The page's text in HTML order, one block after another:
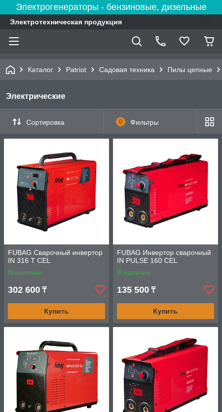
Электрогенераторы - бензиновые, дизельные
Электротехническая продукция
Каталог Patriot Садовая техника Пилы цепные
Электрические
Сортировка 0 Фильтры
FUBAG Сварочный инвертор
IN 316 T CEL
В наличии
302 600 ₸
Купить
FUBAG Инвертор сварочный
IN PULSE 160 CEL
В наличии
135 500 ₸
Купить